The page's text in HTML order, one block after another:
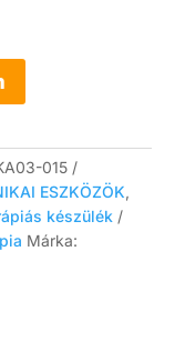
015
ESZKÖZÖK,
készülék
Márka: